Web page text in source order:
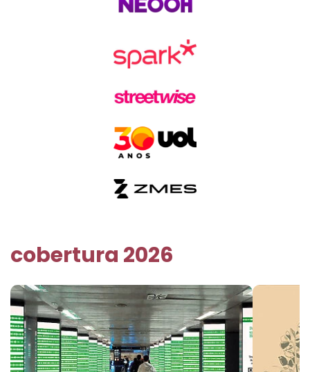
cobertura 2026